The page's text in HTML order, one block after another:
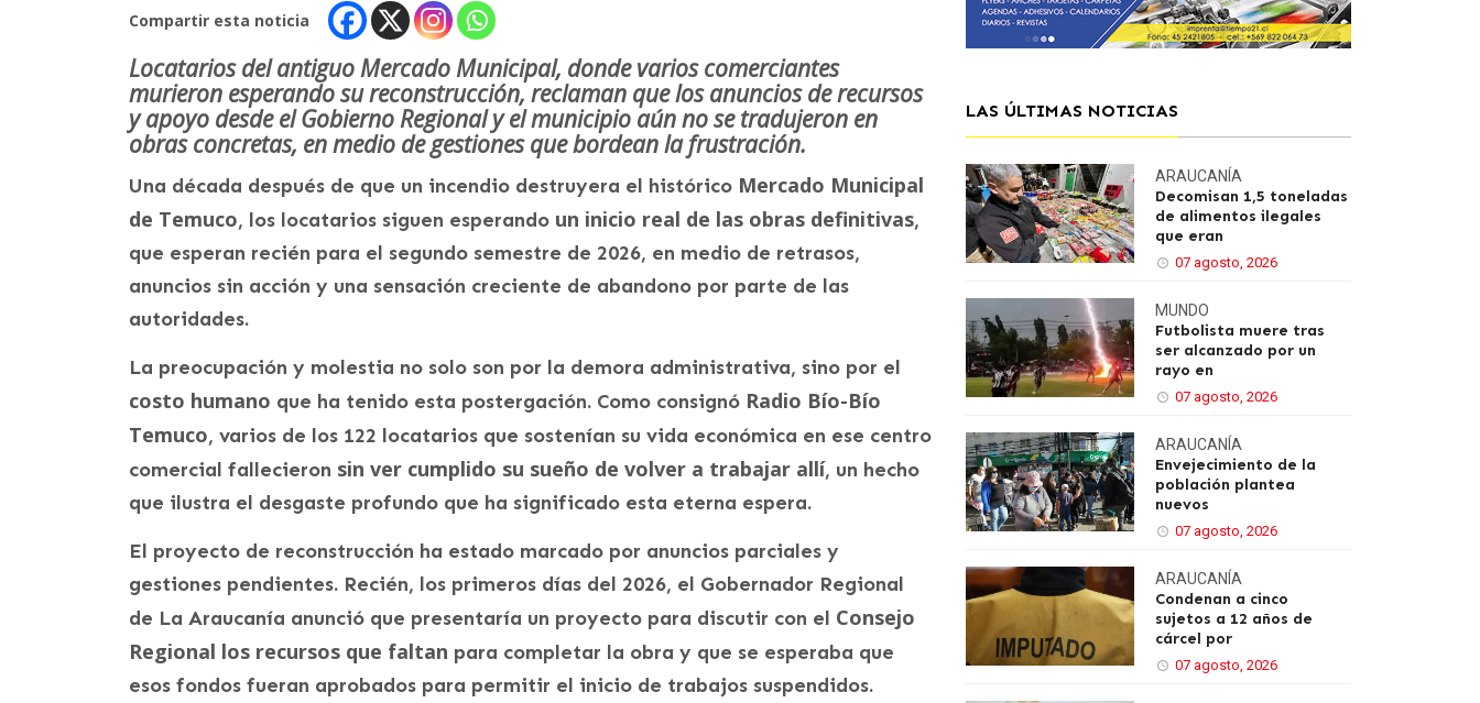
Compartir esta noticia
Locatarios del antiguo Mercado Municipal, donde varios comerciantes
murieron esperando su reconstrucción, reclaman que los anuncios de recursos
y apoyo desde el Gobierno Regional y el municipio aún no se tradujeron en
obras concretas, en medio de gestiones que bordean la frustración.
Una década después de que un incendio destruyera el histórico Mercado Municipal
de Temuco, los locatarios siguen esperando un inicio real de las obras definitivas,
que esperan recién para el segundo semestre de 2026, en medio de retrasos,
anuncios sin acción y una sensación creciente de abandono por parte de las
autoridades.
La preocupación y molestia no solo son por la demora administrativa, sino por el
costo humano que ha tenido esta postergación. Como consignó Radio Bío-Bío
Temuco, varios de los 122 locatarios que sostenían su vida económica en ese centro
comercial fallecieron sin ver cumplido su sueño de volver a trabajar allí, un hecho
que ilustra el desgaste profundo que ha significado esta eterna espera.
El proyecto de reconstrucción ha estado marcado por anuncios parciales y
gestiones pendientes. Recién, los primeros días del 2026, el Gobernador Regional
de La Araucanía anunció que presentaría un proyecto para discutir con el Consejo
Regional los recursos que faltan para completar la obra y que se esperaba que
esos fondos fueran aprobados para permitir el inicio de trabajos suspendidos.
LAS ÚLTIMAS NOTICIAS
ARAUCANÍA
Decomisan 1,5 toneladas
de alimentos ilegales
que eran
07 agosto, 2026
MUNDO
Futbolista muere tras
ser alcanzado por un
rayo en
07 agosto, 2026
ARAUCANÍA
Envejecimiento de la
población plantea
nuevos
07 agosto, 2026
ARAUCANÍA
Condenan a cinco
sujetos a 12 años de
cárcel por
07 agosto, 2026